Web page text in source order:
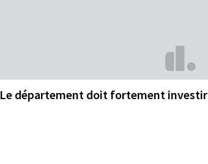
Le département doit fortement investir